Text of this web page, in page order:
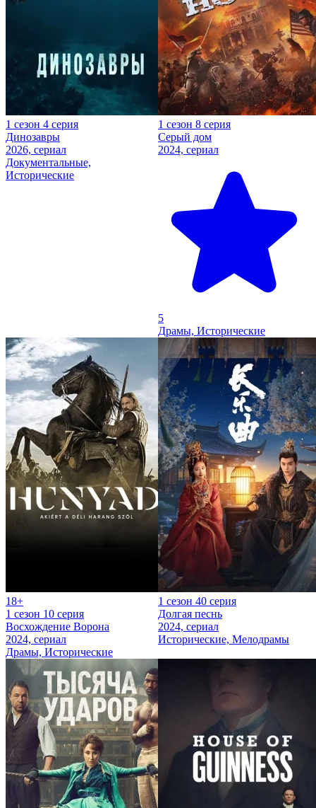
1 сезон 4 серия
Динозавры
2026, сериал
Документальные,
Исторические
1 сезон 8 серия
Серый дом
2024, сериал
5
Драмы, Исторические
18+
1 сезон 10 серия
Восхождение Ворона
2024, сериал
Драмы, Исторические
1 сезон 40 серия
Долгая песнь
2024, сериал
Исторические, Мелодрамы